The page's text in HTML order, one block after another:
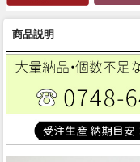
商品説明